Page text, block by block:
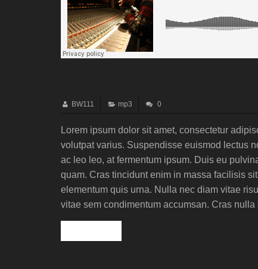
BW111 mp3 0
Lorem ipsum dolor sit amet, consectetur
volutpat varius. Suspendisse euismod lectus
ac leo leo, at fermentum ipsum. Duis eu
quam. Cras tincidunt enim in massa facilisis
elementum quis urna. Nulla nec diam vitae
vitae sem condimentum accumsan. Cras